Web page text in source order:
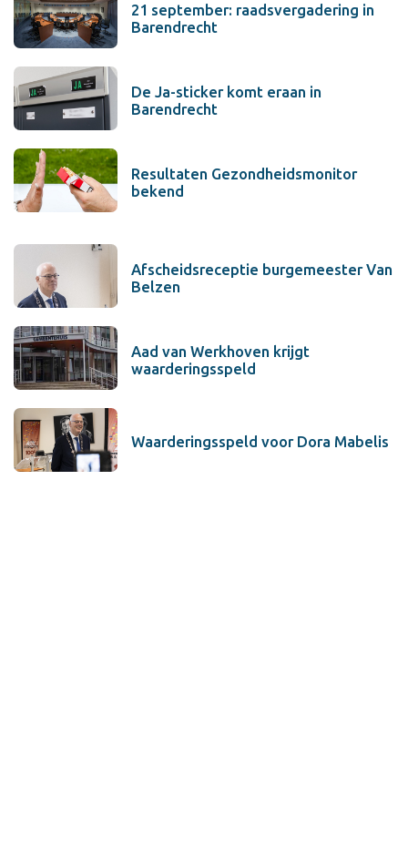
21 september: raadsvergadering in
Barendrecht
De Ja-sticker komt eraan in
Barendrecht
Resultaten Gezondheidsmonitor
bekend
Afscheidsreceptie burgemeester Van
Belzen
Aad van Werkhoven krijgt
waarderingsspeld
Waarderingsspeld voor Dora Mabelis